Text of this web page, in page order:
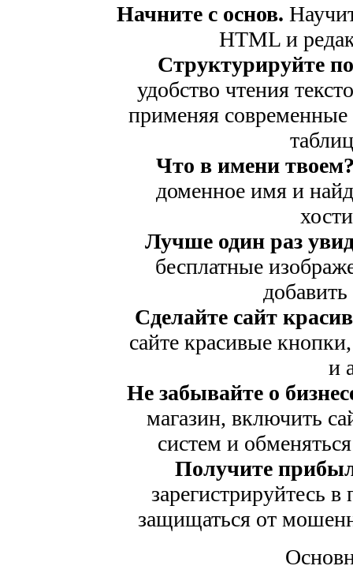
Начните с основ.
HTML и
Структурируйте
удобство чтения
применяя
Что в имени
доменное имя и
Лучше один раз
бесплатные
Сделайте сайт
сайте красивые
и
Не забывайте о
магазин, включить
систем и
Получите
зарегистрируйтесь
защищаться от